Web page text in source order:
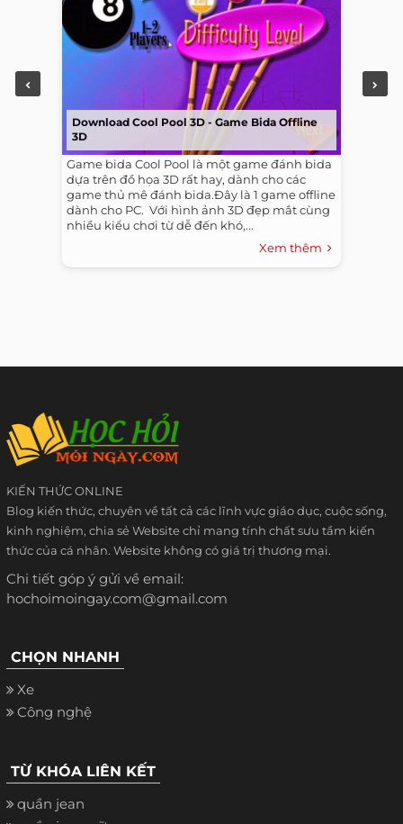
Download Cool Pool 3D - Game Bida Offline
3D
Game bida Cool Pool là một game đánh bida
dựa trên đồ họa 3D rất hay, dành cho các
game thủ mê đánh bida.Đây là 1 game offline
dành cho PC. ​ Với hình ảnh 3D đẹp mắt cùng
nhiều kiểu chơi từ dễ đến khó,...
Xem thêm
KIẾN THỨC ONLINE
Blog kiến thức, chuyên về tất cả các lĩnh vực giáo dục, cuộc sống,
kinh nghiệm, chia sẻ Website chỉ mang tính chất sưu tầm kiến
thức của cá nhân. Website không có giá trị thương mại.
Chi tiết góp ý gửi về email:
hochoimoingay.com@gmail.com
CHỌN NHANH
Xe
Công nghệ
TỪ KHÓA LIÊN KẾT
quần jean